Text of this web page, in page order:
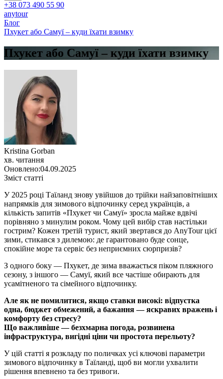
+38 073 490 55 90
anytour
Блог
Пхукет або Самуї – куди їхати взимку
Пхукет або Самуї – куди їхати взимку
Kristina Gorban
хв. читання
Оновлено:04.09.2025
Зміст статті
У 2025 році Таїланд знову увійшов до трійки найзаповітніших
напрямків для зимового відпочинку серед українців, а
кількість запитів «Пхукет чи Самуї» зросла майже вдвічі
порівняно з минулим роком. Чому цей вибір став настільки
гострим? Кожен третій турист, який звертався до AnyTour цієї
зими, стикався з дилемою: де гарантовано буде сонце,
спокійне море та сервіс без неприємних сюрпризів?
З одного боку — Пхукет, де зима вважається піком пляжного
сезону, з іншого — Самуї, який все частіше обирають для
усамітненого та сімейного відпочинку.
Але як не помилитися, якщо ставки високі: відпустка
одна, бюджет обмежений, а бажання — яскравих вражень і
комфорту без стресу?
Що важливіше — безхмарна погода, розвинена
інфраструктура, вигідні ціни чи простота перельоту?
У цій статті я розкладу по поличках усі ключові параметри
зимового відпочинку в Таїланді, щоб ви могли ухвалити
рішення впевнено та без тривоги.